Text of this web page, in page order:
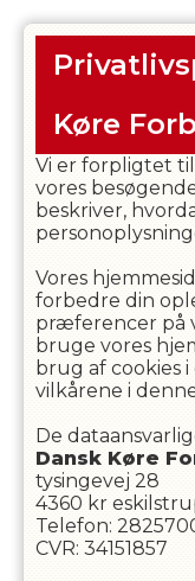
Køre
Vi er forpligtet
vores
beskriver,
Vores
forbedre din
præferencer på
bruge vores
brug af cookies
vilkårene i
De
Dansk Køre
tysingevej 28
4360 kr
Telefon:
CVR: 34151857